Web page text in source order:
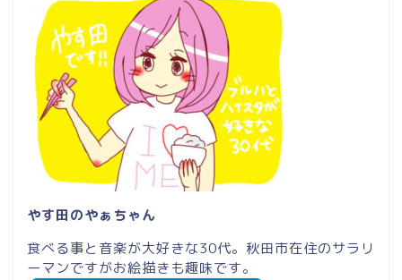
やす田のやぁちゃん
食べる事と音楽が大好きな30代。秋田市在住のサラリ
ーマンですがお絵描きも趣味です。